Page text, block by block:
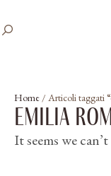
Home / Articoli taggati
emilia
It seems we